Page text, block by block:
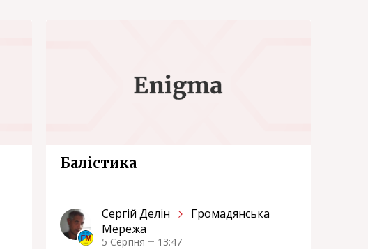
Балістика
Сергiй Делін
Громадянська
Мережа
5 Серпня 13:47